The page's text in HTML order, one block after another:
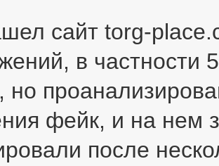
сайт torg-
в частности
но
фейк, и на нем
после